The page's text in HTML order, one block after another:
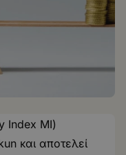
Index MI)
και αποτελεί